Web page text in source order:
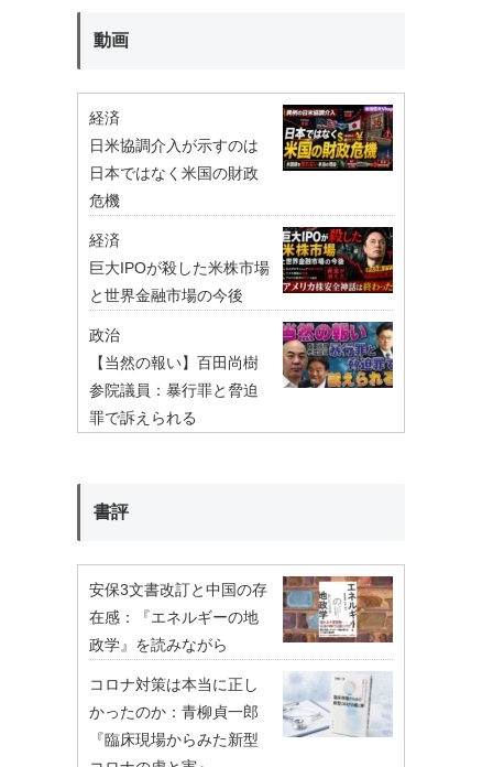
動画
経済
日米協調介入が示すのは
日本ではなく米国の財政
危機
経済
巨大IPOが殺した米株市場
と世界金融市場の今後
政治
【当然の報い】百田尚樹
参院議員：暴行罪と脅迫
罪で訴えられる
書評
安保3文書改訂と中国の存
在感：『エネルギーの地
政学』を読みながら
コロナ対策は本当に正し
かったのか：青柳貞一郎
『臨床現場からみた新型